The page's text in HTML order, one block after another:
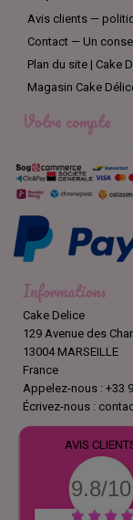
Avis clients —
Contact — Un
Plan du site | Cake
Magasin Cake
Votre compte
Informations
Cake Delice
129 Avenue des
13004 MARSEILLE
France
Appelez-nous : +33
Écrivez-nous :
AVIS
9.8/10